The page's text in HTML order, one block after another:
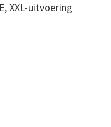
XXL-uitvoering